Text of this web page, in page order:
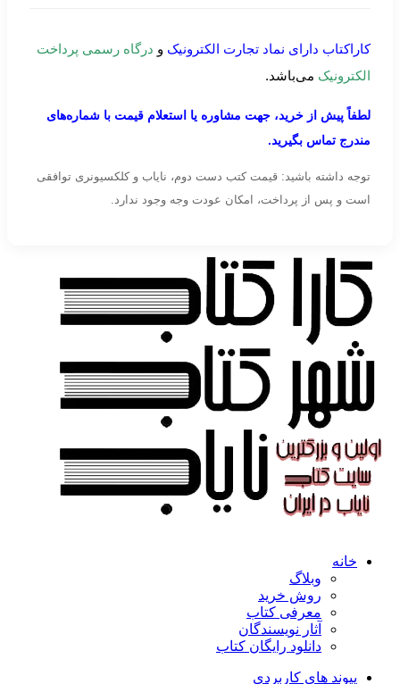
کاراکتاب دارای نماد تجارت الکترونیک و درگاه رسمی پرداخت
الکترونیک می‌باشد.
لطفاً پیش از خرید، جهت مشاوره یا استعلام قیمت با شماره‌های
مندرج تماس بگیرید.
توجه داشته باشید: قیمت کتب دست دوم، نایاب و کلکسیونری توافقی
است و پس از پرداخت، امکان عودت وجه وجود ندارد.
خانه
وبلاگ
روش خرید
معرفی کتاب
آثار نویسندگان
دانلود رایگان کتاب
پیوند های کاربردی